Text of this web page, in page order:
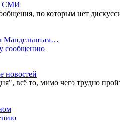
СМИ
по которым нет
Мандельштам…
сообщению
новостей
всё то, мимо чего трудно